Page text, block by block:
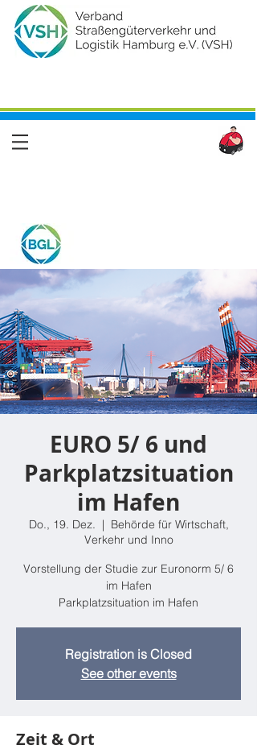
EURO 5/ 6 und
Parkplatzsituation
im Hafen
Do., 19. Dez.
  |
Behörde für Wirtschaft,
Verkehr und Inno
Vorstellung der Studie zur Euronorm 5/ 6
im Hafen
Registration is Closed
See other events
Zeit & Ort